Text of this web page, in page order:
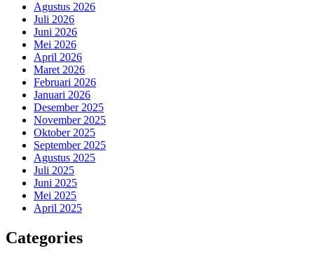
Agustus 2026
Juli 2026
Juni 2026
Mei 2026
April 2026
Maret 2026
Februari 2026
Januari 2026
Desember 2025
November 2025
Oktober 2025
September 2025
Agustus 2025
Juli 2025
Juni 2025
Mei 2025
April 2025
Categories